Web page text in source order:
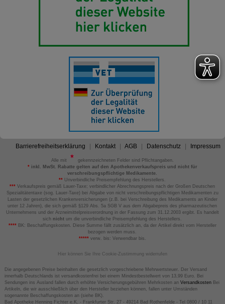
Barrierefreiheitserklärung Kontakt AGB Datenschutz Impressum
Alle mit
gekennzeichneten Felder sind Pflichtangaben.
*inkl. MwSt. Rabatte gelten auf den Apothekenverkaufspreis und nicht für
verschreibungspflichtige Medikamente.
** Unverbindliche Preisempfehlung des Herstellers.
*** Verkaufspreis gemäß Lauer-Taxe; verbindlicher Abrechnungspreis nach der Großen Deutschen
Spezialitätentaxe (sog. Lauer-Taxe) bei Abgabe von nicht verschreibungspflichtigen Medikamenten zu
Lasten der gesetzlichen Krankenversicherungen (z.B. bei Verschreibung des Medikaments an Kinder
unter 12 Jahren), die sich gemäß §129 Abs. 5a SGB V aus dem Abgabepreis des pharmazeutischen
Unternehmens und der Arzneimittelpreisverordnung in der Fassung zum 31.12.2003 ergibt. Es handelt
sich nicht um die unverbindliche Preisempfehlung des Herstellers.
****BK: Beschaffungskosten. Diese Summe fällt zusätzlich an, da der Artikel direkt vom Hersteller
bezogen werden muss.
*****verw. bis: Verwendbar bis.
Hier können Sie Ihre Cookie-Zustimmung widerrufen
Die angegebenen Preise beinhalten die gesetzlich vorgeschriebene Mehrwertsteuer. Der Versand
innerhalb Deutschlands ist versandkostenfrei bei einem Mindestbestellwert von 13,99 Euro. Bei
Sendungen ins Ausland fallen durch erhöhte Versicherungsgebühren Mehrkosten an VersandkostenBei
Artikeln, die wir ausschließlich über den Hersteller beziehen können, fallen unter Umständen
sogenannte Beschaffungskosten an (siehe BK).
Bad Apotheke Henning Fichter e.K. - Frankfurter Str. 27 - 49214 Bad Rothenfelde - Tel 0800 / 10 11